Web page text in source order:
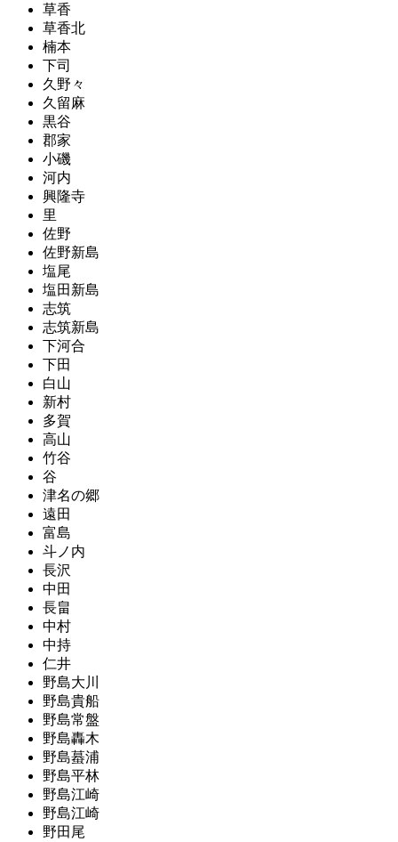
草香
草香北
楠本
下司
久野々
久留麻
黒谷
郡家
小磯
河内
興隆寺
里
佐野
佐野新島
塩尾
塩田新島
志筑
志筑新島
下河合
下田
白山
新村
多賀
高山
竹谷
谷
津名の郷
遠田
富島
斗ノ内
長沢
中田
長畠
中村
中持
仁井
野島大川
野島貴船
野島常盤
野島轟木
野島蟇浦
野島平林
野島江崎
野島江崎
野田尾